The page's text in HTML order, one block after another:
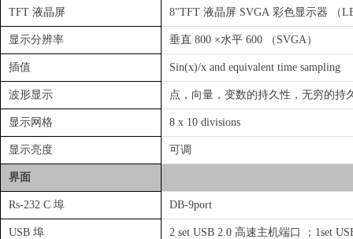
TFT 液晶屏 8"TFT 液晶屏 SVGA 彩色显示器 （
显示分辨率 垂直 800 ×水平 600 （SVGA）
插值 Sin(x)/x and equivalent time sampling
波形显示 点，向量，变数的持久性，无穷的持
显示网格 8 x 10 divisions
显示亮度 可调
界面
Rs-232 C 埠 DB-9port
USB 埠 2 set USB 2.0 高速主机端口 ；1set